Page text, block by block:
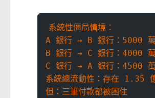
系統性僵局情境：
A 銀行 → B 銀行：5000 萬
B 銀行 → C 銀行：4000 萬
C 銀行 → A 銀行：4500 萬
系統總流動性：存在 1.35
但：三筆付款都被困住